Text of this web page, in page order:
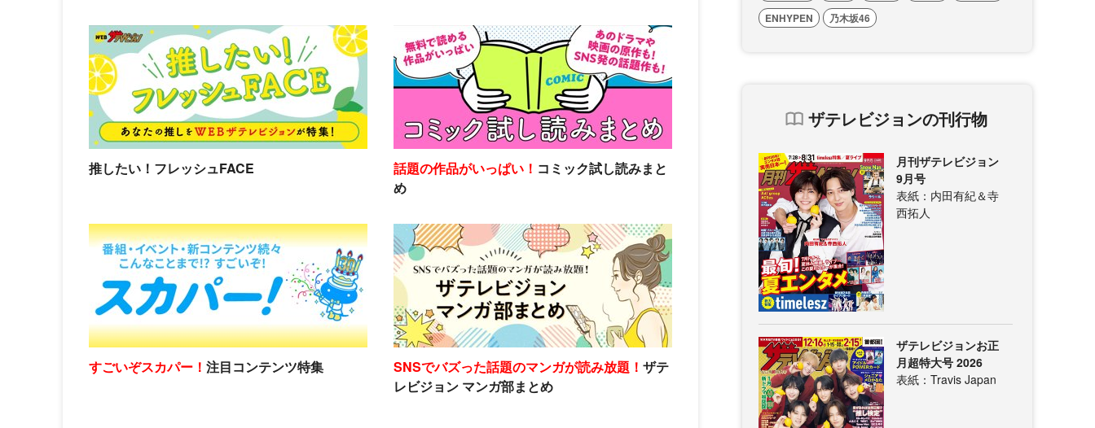
推したい！フレッシュFACE 話題の作品がいっぱい！ コミック試し読みまと
め
すごいぞスカパー！ 注目コンテンツ特集 SNSでバズった話題のマンガが読み放題！ ザテ
レビジョン マンガ部まとめ
ENHYPEN
乃木坂46
ザテレビジョンの刊行物
月刊ザテレビジョン
9月号
表紙：内田有紀＆寺
西拓人
ザテレビジョンお正
月超特大号 2026
表紙：Travis Japan